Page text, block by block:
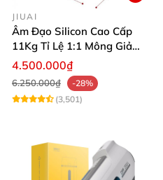
JIUAI
Âm Đạo Silicon Cao Cấp
11Kg Tỉ Lệ 1:1 Mông Giả
Nguyên Khối Kích Thước
Thật Jiuai Nhật Bản
4.500.000₫
6.250.000₫
-28%
(3,501)